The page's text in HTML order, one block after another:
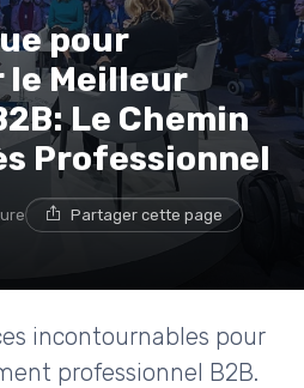
pour
Meilleur
Le Chemin
Professionnel
Partager cette page
incontournables pour
professionnel B2B.